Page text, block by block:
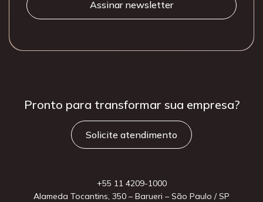
Pronto para transformar sua empresa?
Solicite atendimento
+55 11 4209-1000
Alameda Tocantins, 350 – Barueri – São Paulo / SP